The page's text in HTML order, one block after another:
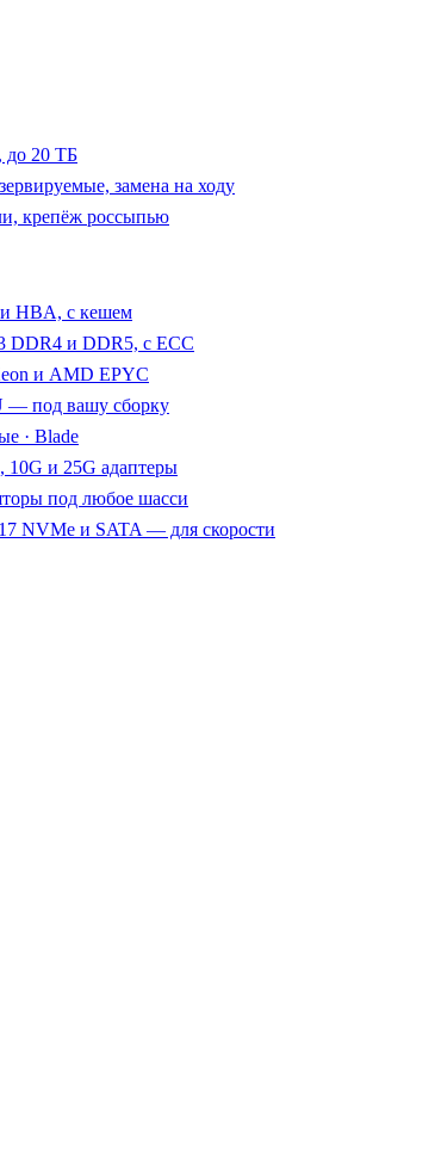
до 20 ТБ
замена на ходу
крепёж россыпью
HBA, с кешем
DDR4 и DDR5, с ECC
и AMD EPYC
— под вашу сборку
· Blade
10G и 25G адаптеры
под любое шасси
17 NVMe и SATA — для скорости